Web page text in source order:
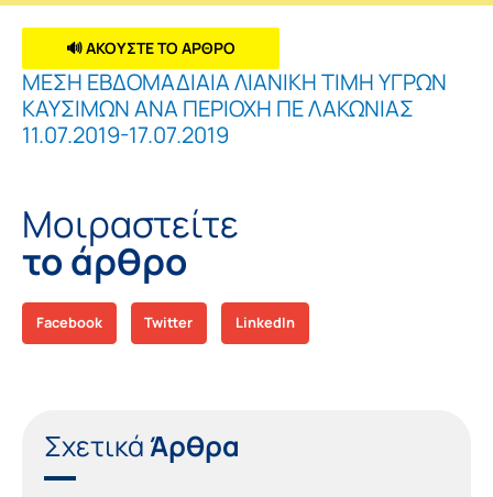
🔊 ΑΚΟΥΣΤΕ ΤΟ ΑΡΘΡΟ
ΜΕΣΗ ΕΒΔΟΜΑΔΙΑΙΑ ΛΙΑΝΙΚΗ ΤΙΜΗ ΥΓΡΩΝ
ΚΑΥΣΙΜΩΝ ΑΝΑ ΠΕΡΙΟΧΗ ΠΕ ΛΑΚΩΝΙΑΣ
11.07.2019-17.07.2019
Μοιραστείτε
το άρθρο
Facebook Twitter LinkedIn
Σχετικά Άρθρα